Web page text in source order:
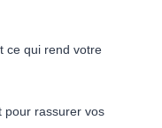
ce qui rend votre
pour rassurer vos